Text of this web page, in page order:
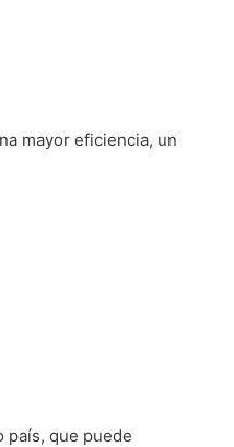
mayor eficiencia, un
país, que puede